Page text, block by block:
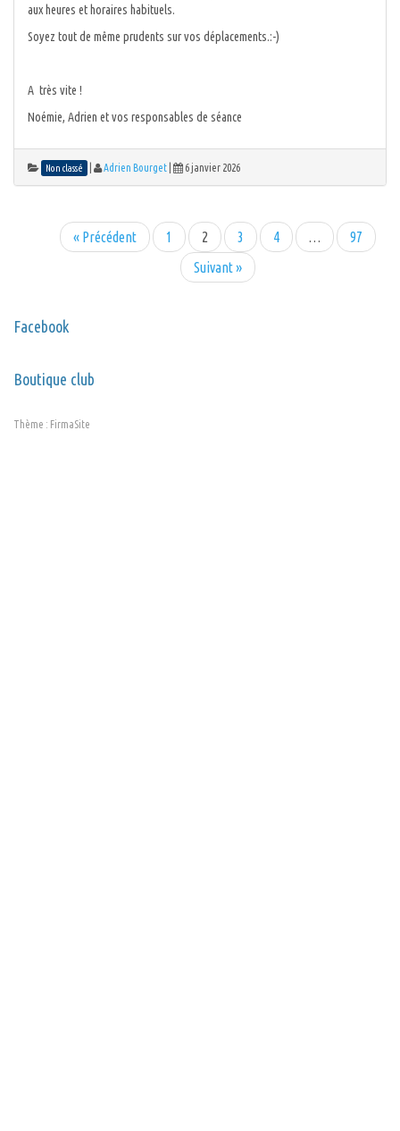
aux heures et horaires habituels.
Soyez tout de même prudents sur vos déplacements.:-)
A très vite !
Noémie, Adrien et vos responsables de séance
Non classé Adrien Bourget 6 janvier 2026
« Précédent 1 2 3 4 …
97
Suivant »
Facebook
Boutique club
Thème : FirmaSite